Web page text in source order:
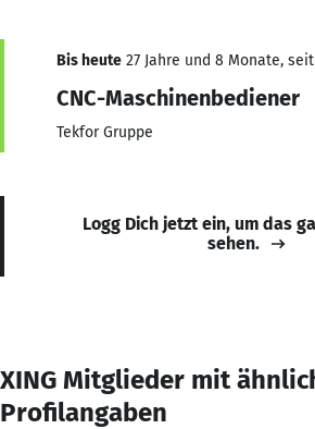
Bis heute 27 Jahre und 8 Monate, seit
CNC-Maschinenbediener
Tekfor Gruppe
Logg Dich jetzt ein, um das
sehen.
XING Mitglieder mit
Profilangaben